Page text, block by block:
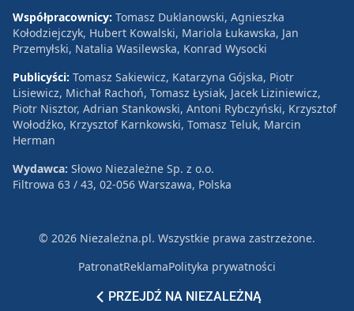
PRZEJDŹ NA NIEZALEŻNĄ
Współpracownicy: Tomasz Duklanowski, Agnieszka
Kołodziejczyk, Hubert Kowalski, Mariola Łukawska, Jan
Przemyłski, Natalia Wasilewska, Konrad Wysocki
Publicyści: Tomasz Sakiewicz, Katarzyna Gójska, Piotr
Lisiewicz, Michał Rachoń, Tomasz Łysiak, Jacek Liziniewicz,
Piotr Nisztor, Adrian Stankowski, Antoni Rybczyński, Krzysztof
Wołodźko, Krzysztof Karnkowski, Tomasz Teluk, Marcin
Herman
Wydawca: Słowo Niezależne Sp. z o.o.
Filtrowa 63 / 43, 02-056 Warszawa, Polska
© 2026 Niezależna.pl. Wszystkie prawa zastrzeżone.
PatronatReklamaPolityka prywatności